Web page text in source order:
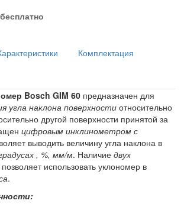
бесплатно
Комплектация
Bosch GIM 60 предназначен для
угла наклона поверхности относительно
другой поверхности принятой за
цифровым инклинометром с
выводить величину угла наклона в
, %, мм/м. Наличие двух
позволяет использовать уклономер в
.